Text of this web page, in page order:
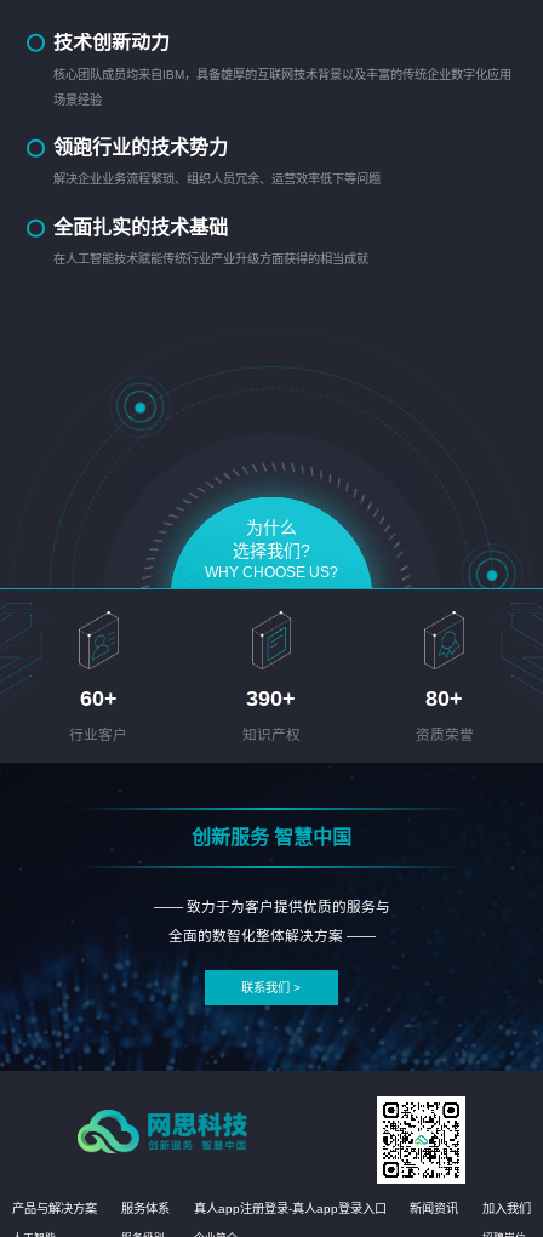
技术创新动力
核心团队成员均来自IBM，具备雄厚的互联网技术背景以及丰富的传统企业数字化应用
场景经验
领跑行业的技术势力
解决企业业务流程繁琐、组织人员冗余、运营效率低下等问题
全面扎实的技术基础
在人工智能技术赋能传统行业产业升级方面获得的相当成就
为什么
选择我们?
WHY CHOOSE US?
60+
行业客户
390+
知识产权
80+
资质荣誉
创新服务 智慧中国
—— 致力于为客户提供优质的服务与
全面的数智化整体解决方案 ——
联系我们 >
产品与解决方案 服务体系 真人app注册登录-真人app登录入口 新闻资讯 加入我们